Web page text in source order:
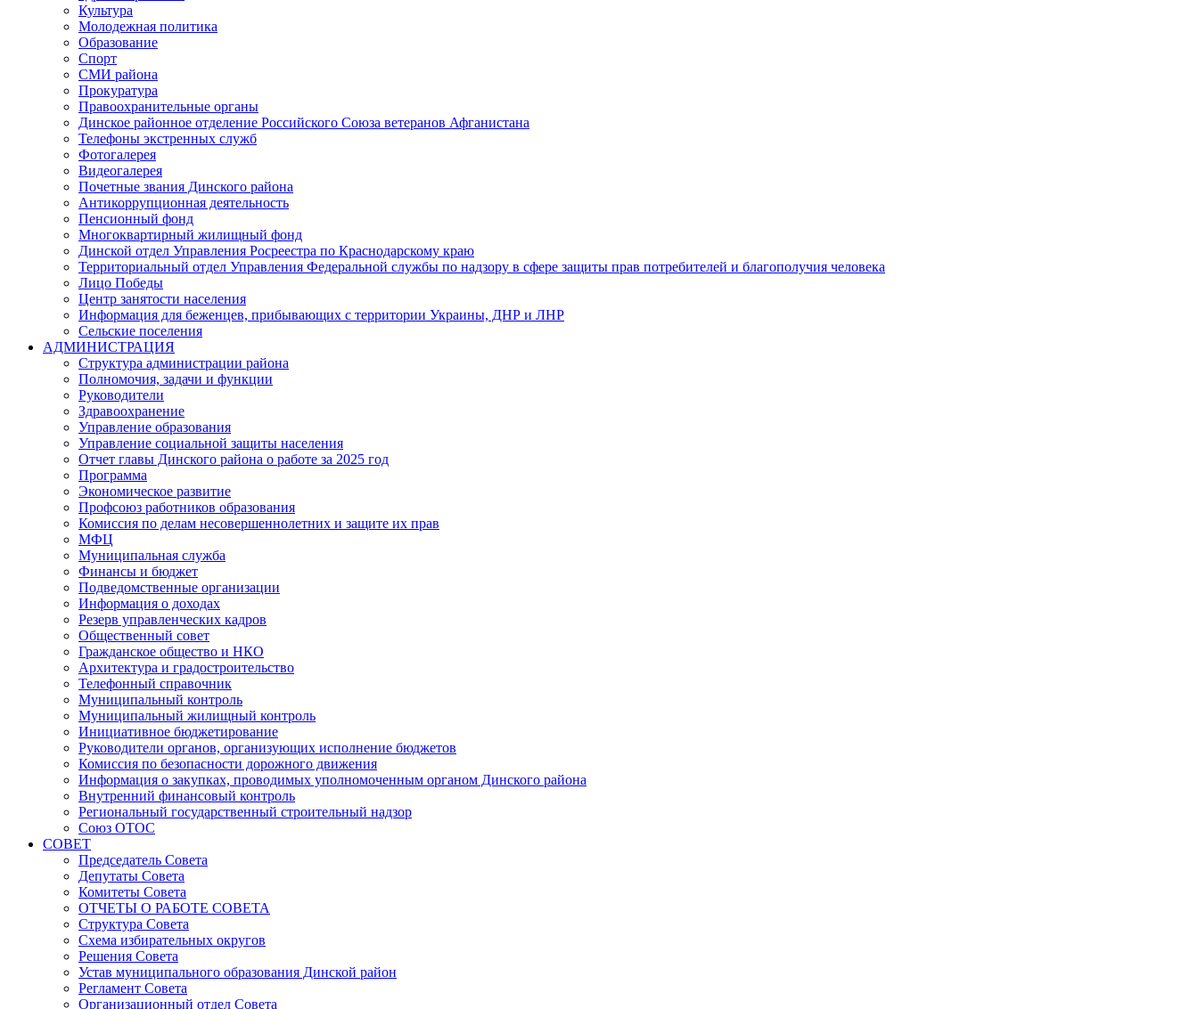
Культура
Молодежная политика
Образование
Спорт
СМИ района
Прокуратура
Правоохранительные органы
Динское районное отделение Российского Союза ветеранов Афганистана
Телефоны экстренных служб
Фотогалерея
Видеогалерея
Почетные звания Динского района
Антикоррупционная деятельность
Пенсионный фонд
Многоквартирный жилищный фонд
Динской отдел Управления Росреестра по Краснодарскому краю
Территориальный отдел Управления Федеральной службы по надзору в сфере защиты прав потребителей и благополучия человека
Лицо Победы
Центр занятости населения
Информация для беженцев, прибывающих с территории Украины, ДНР и ЛНР
Сельские поселения
АДМИНИСТРАЦИЯ
Структура администрации района
Полномочия, задачи и функции
Руководители
Здравоохранение
Управление образования
Управление социальной защиты населения
Отчет главы Динского района о работе за 2025 год
Программа
Экономическое развитие
Профсоюз работников образования
Комиссия по делам несовершеннолетних и защите их прав
МФЦ
Муниципальная служба
Финансы и бюджет
Подведомственные организации
Информация о доходах
Резерв управленческих кадров
Общественный совет
Гражданское общество и НКО
Архитектура и градостроительство
Телефонный справочник
Муниципальный контроль
Муниципальный жилищный контроль
Инициативное бюджетирование
Руководители органов, организующих исполнение бюджетов
Комиссия по безопасности дорожного движения
Информация о закупках, проводимых уполномоченным органом Динского района
Внутренний финансовый контроль
Региональный государственный строительный надзор
Союз ОТОС
СОВЕТ
Председатель Совета
Депутаты Совета
Комитеты Совета
ОТЧЕТЫ О РАБОТЕ СОВЕТА
Структура Совета
Схема избирательных округов
Решения Совета
Устав муниципального образования Динской район
Регламент Совета
Организационный отдел Совета